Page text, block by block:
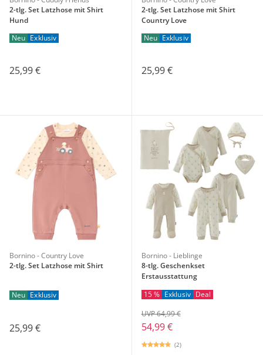
2-tlg. Set Latzhose mit Shirt
Hund
Neu Exklusiv
25,99 €
2-tlg. Set Latzhose mit Shirt
Country Love
Neu Exklusiv
25,99 €
Bornino - Country Love
2-tlg. Set Latzhose mit Shirt
Neu Exklusiv
25,99 €
Bornino - Lieblinge
8-tlg. Geschenkset
Erstausstattung
15 % Exklusiv Deal
54,99 €
UVP 64,99 €
(2)